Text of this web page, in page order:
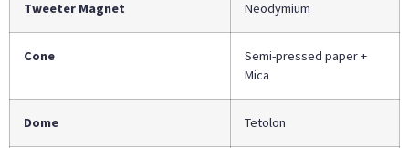
Tweeter Magnet Neodymium
Cone
Semi-pressed paper +
Mica
Dome Tetolon